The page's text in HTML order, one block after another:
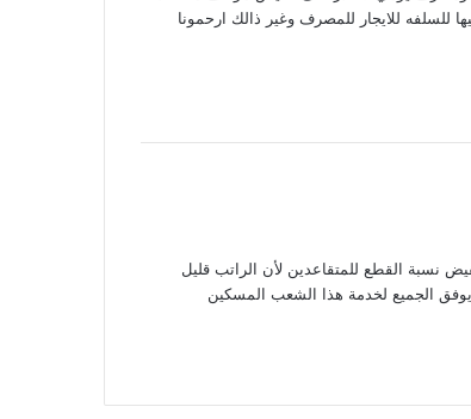
راتب ٤٠٠ الف دينار المن يعطيها للسلفه للايجار للمصرف وغير ذالك ارحمونا
نسبة القطع للمتقاعدين لأن الراتب قليل
الجميع لخدمة هذا الشعب المسكين